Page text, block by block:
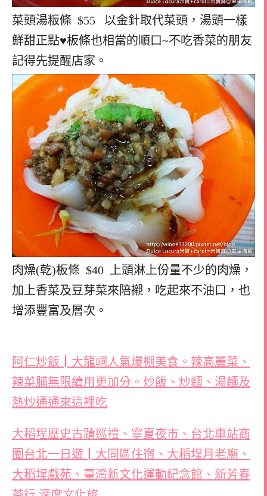
菜頭湯粄條 $55 以金針取代菜頭，湯頭一樣
鮮甜正點♥板條也相當的順口~不吃香菜的朋友
記得先提醒店家。
肉燥(乾)板條 $40 上頭淋上份量不少的肉燥，
加上香菜及豆芽菜來陪襯，吃起來不油口，也
增添豐富及層次。
阿仁炒飯┃大龍峒人氣爆棚美食。辣高麗菜、
辣菜脯無限續用更加分。炒飯、炒麵、湯麵及
熱炒通通來這裡吃
大稻埕歷史古蹟巡禮、寧夏夜市、台北車站商
圈台北一日遊┃大同區住宿、大稻埕月老廟、
大稻埕戲苑、臺灣新文化運動紀念館、新芳春